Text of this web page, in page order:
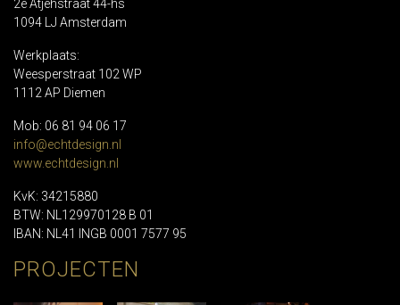
2e Atjehstraat 44-hs
1094 LJ Amsterdam
Werkplaats:
Weesperstraat 102 WP
1112 AP Diemen
Mob: 06 81 94 06 17
info@echtdesign.nl
www.echtdesign.nl
KvK: 34215880
BTW: NL129970128 B 01
IBAN: NL41 INGB 0001 7577 95
PROJECTEN